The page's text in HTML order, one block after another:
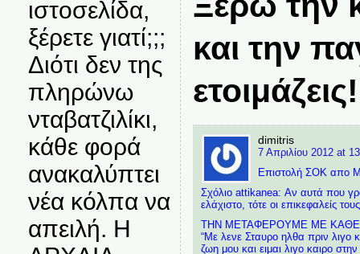
ιστοσελίδα,
ξέρετε γιατί;;;
Διότι δεν της
πληρώνω
νταβατζιλίκι,
κάθε φορά
ανακαλύπτει
νέα κόλπα να
απειλή. Η
και την
ετοιμάζεις!
dimitris
7 Απριλίου 2012 at
Επιστολή ΣΟΚ απο
Σχόλιο attikanea: Αν αυτά που
ελάχιστο, τότε οι επικεφαλείς
ΤΗΝ ΜΕΤΑΦΕΡΟΥΜΕ ΜΕ ΚΑΘΕ
“Με λενε Σταυρο ηλθα πριν λιγο
ζωη μου και ειμαι λιγο καιρο